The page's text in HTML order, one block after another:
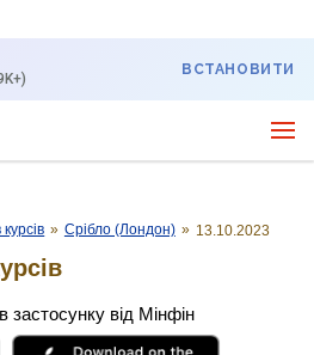
ВСТАНОВИТИ
курсів » Срібло (Лондон) » 13.10.2023
застосунку від Мінфін